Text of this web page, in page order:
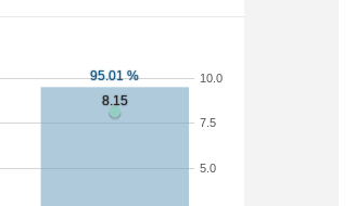
5.0
7.5
10.0